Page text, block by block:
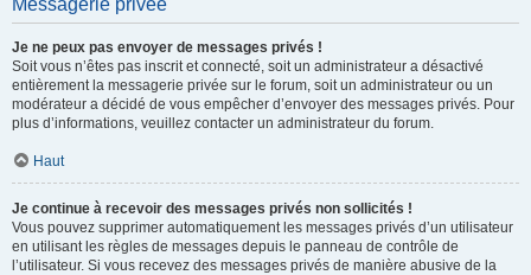
Messagerie privée
Je ne peux pas envoyer de messages privés !
Soit vous n’êtes pas inscrit et connecté, soit un administrateur a désactivé
entièrement la messagerie privée sur le forum, soit un administrateur ou un
modérateur a décidé de vous empêcher d’envoyer des messages privés. Pour
plus d’informations, veuillez contacter un administrateur du forum.
Haut
Je continue à recevoir des messages privés non sollicités !
Vous pouvez supprimer automatiquement les messages privés d’un utilisateur
en utilisant les règles de messages depuis le panneau de contrôle de
l’utilisateur. Si vous recevez des messages privés de manière abusive de la